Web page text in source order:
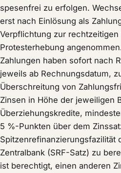
spesenfrei zu erfolgen.
erst nach Einlösung als
Verpflichtung zur rechtzeitigen
Protesterhebung
Zahlungen haben sofort nach
jeweils ab Rechnungsdatum,
Überschreitung von
Zinsen in Höhe der jeweiligen
Überziehungskredite,
5 %-Punkten über dem
Spitzenrefinanzierungsfazilität
Zentralbank (SRF-Satz) zu
ist berechtigt, einen anderen